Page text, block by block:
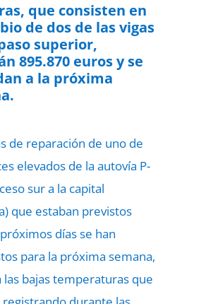
que consisten en
de dos de las vigas
superior,
895.870 euros y se
a la próxima
de reparación de uno de
elevados de la autovía P-
sur a la capital
que estaban previstos
días se han
para la próxima semana,
las bajas temperaturas que